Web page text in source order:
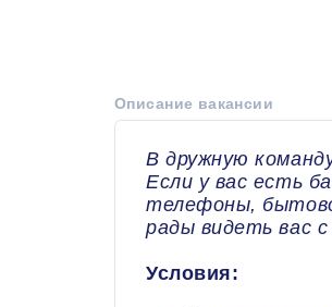
Описание вакансии
В дружную
Если у вас есть
телефоны,
рады видеть вас
Условия: